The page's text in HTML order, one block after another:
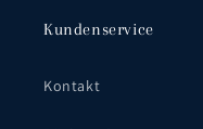
Kundenservice
Kontakt